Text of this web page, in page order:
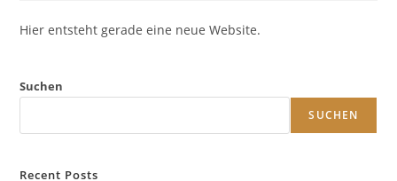
Hier entsteht gerade eine neue Website.
Suchen
SUCHEN
Recent Posts